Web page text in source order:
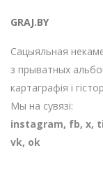
GRAJ.BY
Сацыяльная
з прыватных
картаграфія і
Мы на сувязі:
instagram, fb, х,
vk, ok